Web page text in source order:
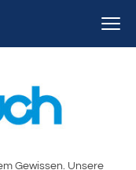
Gewissen. Unsere